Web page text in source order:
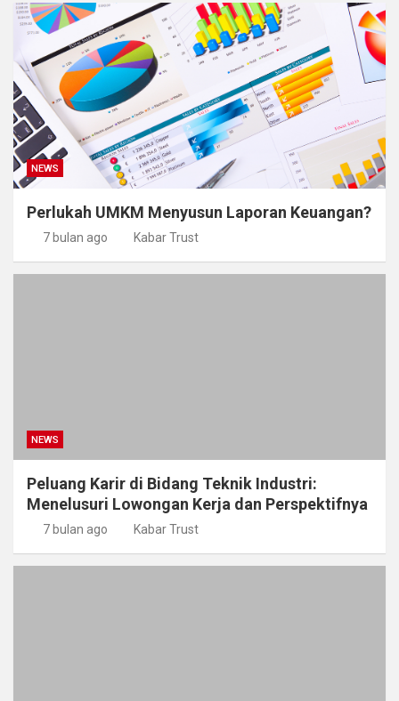
NEWS
Perlukah UMKM Menyusun Laporan Keuangan?
7 bulan ago Kabar Trust
NEWS
Peluang Karir di Bidang Teknik Industri:
Menelusuri Lowongan Kerja dan Perspektifnya
7 bulan ago Kabar Trust